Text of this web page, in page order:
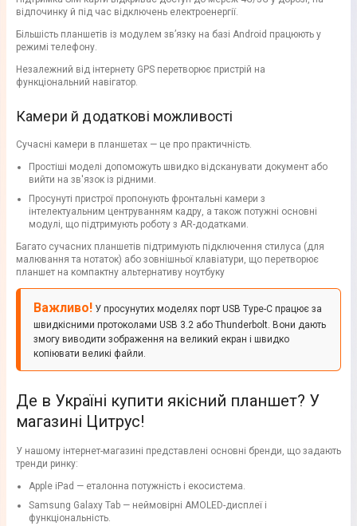
відпочинку й під час відключень електроенергії.
Більшість планшетів із модулем зв’язку на базі Android працюють у
режимі телефону.
Незалежний від інтернету GPS перетворює пристрій на
функціональний навігатор.
Камери й додаткові можливості
Сучасні камери в планшетах — це про практичність.
Простіші моделі допоможуть швидко відсканувати документ або
вийти на зв'язок із рідними.
Просунуті пристрої пропонують фронтальні камери з
інтелектуальним центруванням кадру, а також потужні основні
модулі, що підтримують роботу з AR-додатками.
Багато сучасних планшетів підтримують підключення стилуса (для
малювання та нотаток) або зовнішньої клавіатури, що перетворює
планшет на компактну альтернативу ноутбуку
Важливо! У просунутих моделях порт USB Type-C працює за
швидкісними протоколами USB 3.2 або Thunderbolt. Вони дають
змогу виводити зображення на великий екран і швидко
копіювати великі файли.
Де в Україні купити якісний планшет? У
магазині Цитрус!
У нашому інтернет-магазині представлені основні бренди, що задають
тренди ринку:
Apple iPad — еталонна потужність і екосистема.
Samsung Galaxy Tab — неймовірні AMOLED-дисплеї і
функціональність.